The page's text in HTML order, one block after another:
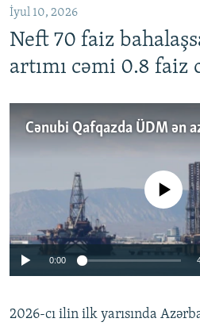
İyul 10, 2026
Neft 70 faiz
artımı cəmi 0.8 faiz
No media source
0:00
2026-cı ilin ilk yarısında